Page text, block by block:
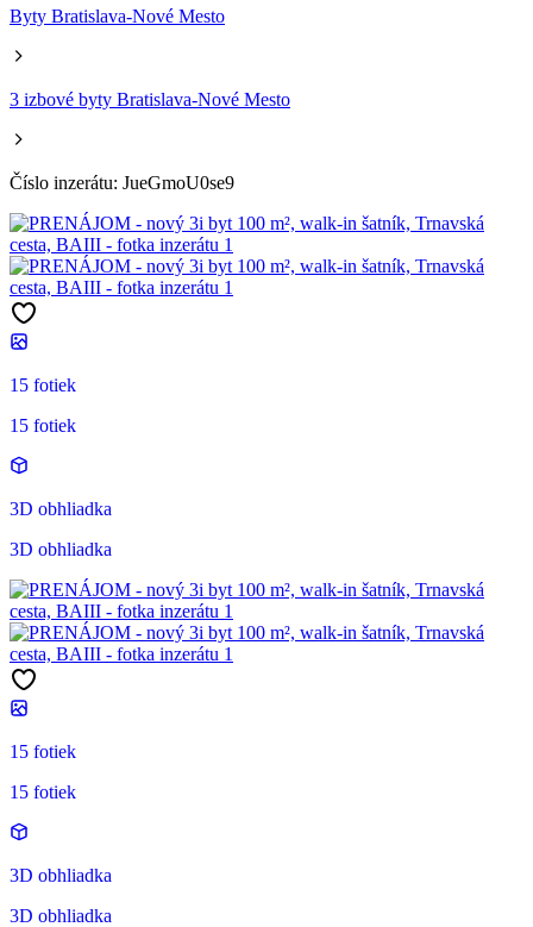
Byty Bratislava-Nové Mesto
3 izbové byty Bratislava-Nové Mesto
Číslo inzerátu: JueGmoU0se9
15 fotiek
15 fotiek
3D obhliadka
3D obhliadka
15 fotiek
15 fotiek
3D obhliadka
3D obhliadka